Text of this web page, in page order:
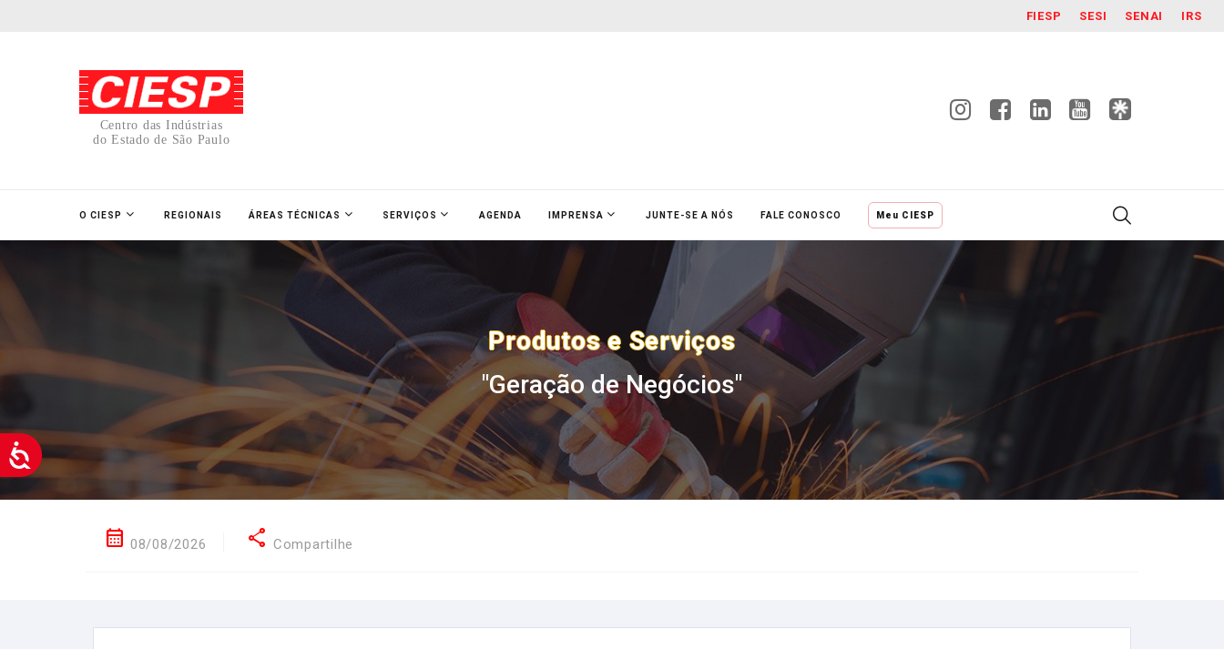
FIESP SESI SENAI IRS
Centro das Indústrias
do Estado de São Paulo
O CIESP REGIONAIS ÁREAS TÉCNICAS SERVIÇOS AGENDA IMPRENSA JUNTE-SE A NÓS FALE CONOSCO Meu CIESP
Produtos e Serviços
"Geração de Negócios"
calendar_month 08/08/2026 share Compartilhe